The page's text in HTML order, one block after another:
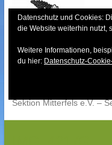
content
Bayerischer
Sektion Mitterfels e.V. –
Datenschutz und Cookies:
die Website weiterhin nutzt,
Weitere Informationen,
du hier: Datenschutz-